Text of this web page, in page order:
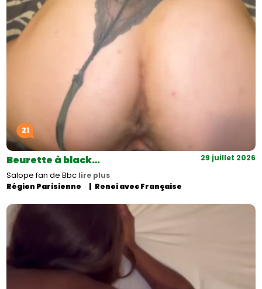
21
Beurette à black… 29 juillet 2026
Salope fan de Bbc lire plus
Région Parisienne
Renoi avec Française